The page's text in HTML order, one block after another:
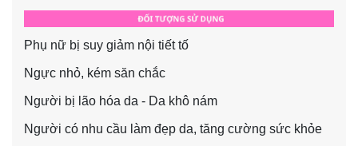
Phụ nữ bị suy giảm nội tiết tố
Ngực nhỏ, kém săn chắc
Người bị lão hóa da - Da khô nám
Người có nhu cầu làm đẹp da, tăng cường sức khỏe